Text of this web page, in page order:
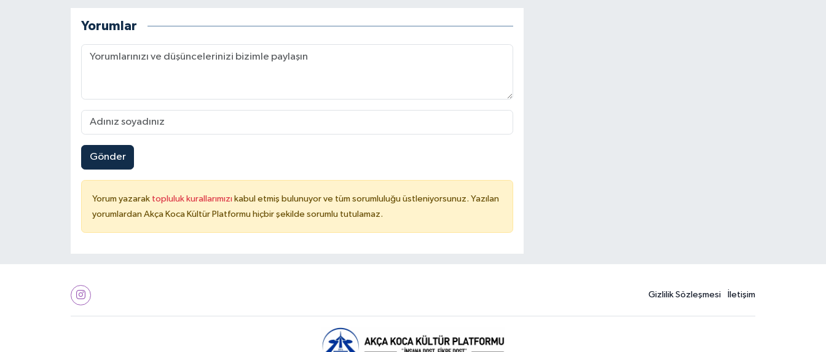
Yorumlar
Gönder
Yorum yazarak topluluk kurallarımızı kabul etmiş bulunuyor ve tüm sorumluluğu üstleniyorsunuz. Yazılan
yorumlardan Akça Koca Kültür Platformu hiçbir şekilde sorumlu tutulamaz.
Gizlilik Sözleşmesi İletişim